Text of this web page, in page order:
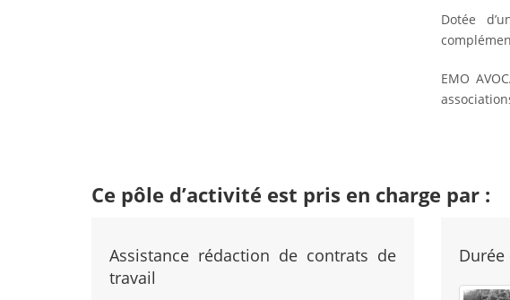
Dotée
EMO
Ce pôle d’activité est pris en charge par :
Assistance rédaction de contrats de
travail
Durée